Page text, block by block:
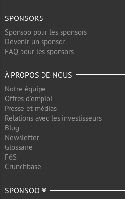
SPONSORS
Sponsoo pour les sponsors
Devenir un sponsor
FAQ pour les sponsors
À PROPOS DE NOUS
Notre équipe
Offres d'emploi
Presse et médias
Relations avec les investisseurs
Blog
Newsletter
Glossaire
F6S
Crunchbase
SPONSOO ®